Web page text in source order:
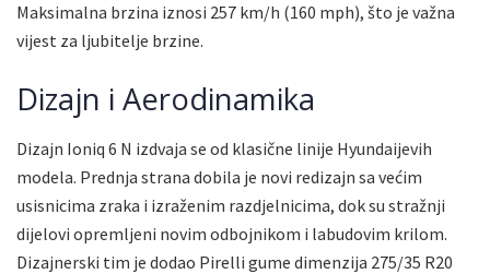
Maksimalna brzina iznosi 257 km/h (160 mph), što je važna
vijest za ljubitelje brzine.
Dizajn i Aerodinamika
Dizajn Ioniq 6 N izdvaja se od klasične linije Hyundaijevih
modela. Prednja strana dobila je novi redizajn sa većim
usisnicima zraka i izraženim razdjelnicima, dok su stražnji
dijelovi opremljeni novim odbojnikom i labudovim krilom.
Dizajnerski tim je dodao Pirelli gume dimenzija 275/35 R20